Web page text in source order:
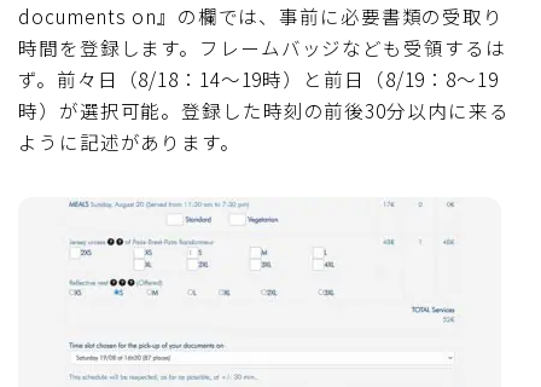
documents on』の欄では、事前に必要書類の受取り
時間を登録します。フレームバッジなども受領するは
ず。前々日（8/18：14～19時）と前日（8/19：8～19
時）が選択可能。登録した時刻の前後30分以内に来る
ように記述があります。